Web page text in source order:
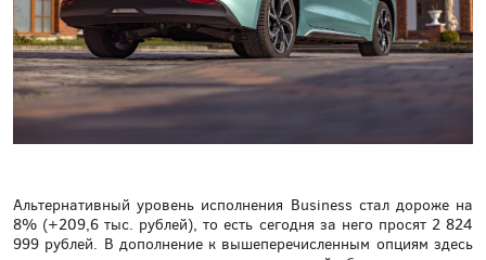
Альтернативный уровень исполнения Business стал дороже на
8% (+209,6 тыс. рублей), то есть сегодня за него просят 2 824
999 рублей. В дополнение к вышеперечисленным опциям здесь